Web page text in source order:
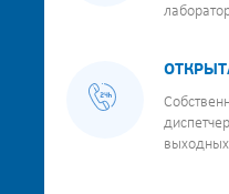
выходных